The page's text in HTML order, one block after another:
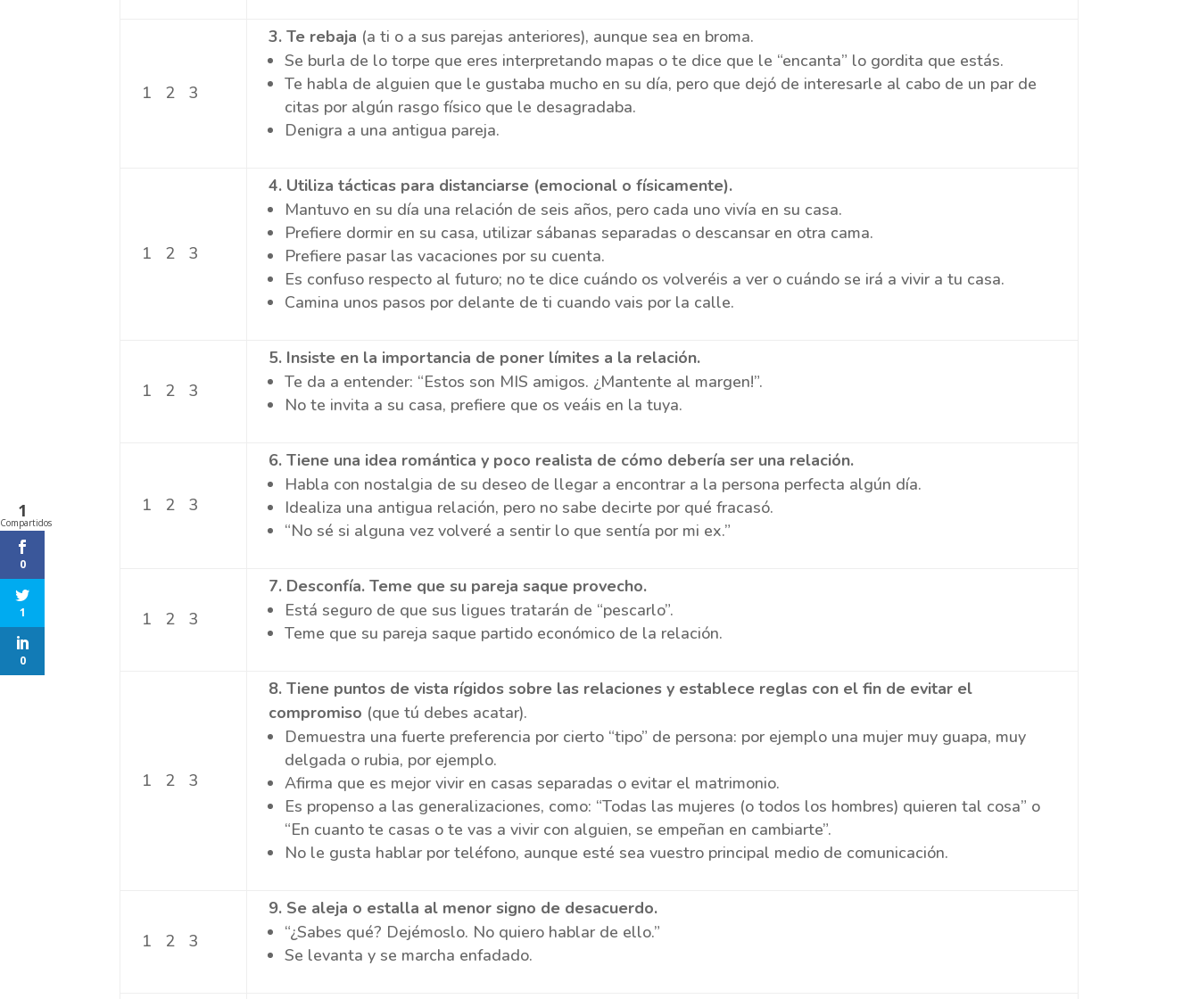
1 2 3
3. Te rebaja (a ti o a sus parejas anteriores), aunque sea en broma.
Se burla de lo torpe que eres interpretando mapas o te dice que le “encanta” lo gordita que estás.
Te habla de alguien que le gustaba mucho en su día, pero que dejó de interesarle al cabo de un par de
citas por algún rasgo físico que le desagradaba.
Denigra a una antigua pareja.
1 2 3
4. Utiliza tácticas para distanciarse (emocional o físicamente).
Mantuvo en su día una relación de seis años, pero cada uno vivía en su casa.
Prefiere dormir en su casa, utilizar sábanas separadas o descansar en otra cama.
Prefiere pasar las vacaciones por su cuenta.
Es confuso respecto al futuro; no te dice cuándo os volveréis a ver o cuándo se irá a vivir a tu casa.
Camina unos pasos por delante de ti cuando vais por la calle.
1 2 3
5. Insiste en la importancia de poner límites a la relación.
Te da a entender: “Estos son MIS amigos. ¿Mantente al margen!”.
No te invita a su casa, prefiere que os veáis en la tuya.
1 2 3
6. Tiene una idea romántica y poco realista de cómo debería ser una relación.
Habla con nostalgia de su deseo de llegar a encontrar a la persona perfecta algún día.
Idealiza una antigua relación, pero no sabe decirte por qué fracasó.
“No sé si alguna vez volveré a sentir lo que sentía por mi ex.”
1 2 3
7. Desconfía. Teme que su pareja saque provecho.
Está seguro de que sus ligues tratarán de “pescarlo”.
Teme que su pareja saque partido económico de la relación.
1 2 3
8. Tiene puntos de vista rígidos sobre las relaciones y establece reglas con el fin de evitar el
compromiso (que tú debes acatar).
Demuestra una fuerte preferencia por cierto “tipo” de persona: por ejemplo una mujer muy guapa, muy
delgada o rubia, por ejemplo.
Afirma que es mejor vivir en casas separadas o evitar el matrimonio.
Es propenso a las generalizaciones, como: “Todas las mujeres (o todos los hombres) quieren tal cosa” o
“En cuanto te casas o te vas a vivir con alguien, se empeñan en cambiarte”.
No le gusta hablar por teléfono, aunque esté sea vuestro principal medio de comunicación.
1 2 3
9. Se aleja o estalla al menor signo de desacuerdo.
“¿Sabes qué? Dejémoslo. No quiero hablar de ello.”
Se levanta y se marcha enfadado.
1
Compartidos
0
1
0